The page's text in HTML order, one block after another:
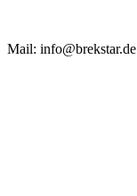
Mail: info@brekstar.de